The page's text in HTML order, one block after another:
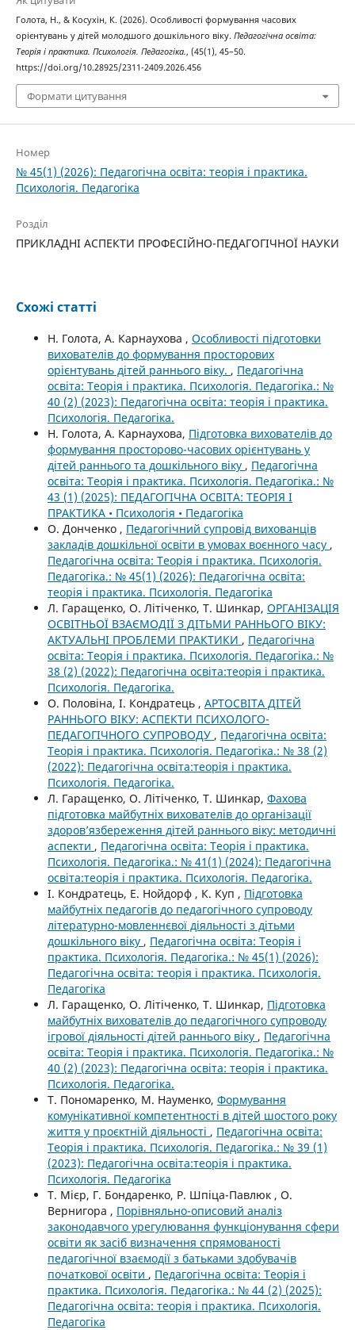
Голота, Н., & Косухін, К. (2026). Особливості формування часових
орієнтувань у дітей молодшого дошкільного віку. Педагогічна освіта:
Теорія і практика. Психологія. Педагогіка., (45(1), 45–50.
https://doi.org/10.28925/2311-2409.2026.456
Формати цитування
Номер
№ 45(1) (2026): Педагогічна освіта: теорія і практика.
Психологія. Педагогіка
Розділ
ПРИКЛАДНІ АСПЕКТИ ПРОФЕСІЙНО-ПЕДАГОГІЧНОЇ НАУКИ
Схожі статті
Н. Голота, А. Карнаухова , Особливості підготовки
вихователів до формування просторових
орієнтувань дітей раннього віку. , Педагогічна
освіта: Теорія і практика. Психологія. Педагогіка.: №
40 (2) (2023): Педагогічна освіта: теорія і практика.
Психологія. Педагогіка.
Н. Голота, А. Карнаухова, Підготовка вихователів до
формування просторово-часових орієнтувань у
дітей раннього та дошкільного віку , Педагогічна
освіта: Теорія і практика. Психологія. Педагогіка.: №
43 (1) (2025): ПЕДАГОГІЧНА ОСВІТА: ТЕОРІЯ І
ПРАКТИКА • Психологія • Педагогіка
О. Донченко , Педагогічний супровід вихованців
закладів дошкільної освіти в умовах воєнного часу ,
Педагогічна освіта: Теорія і практика. Психологія.
Педагогіка.: № 45(1) (2026): Педагогічна освіта:
теорія і практика. Психологія. Педагогіка
Л. Гаращенко, О. Літіченко, Т. Шинкар, ОРГАНІЗАЦІЯ
ОСВІТНЬОЇ ВЗАЄМОДІЇ З ДІТЬМИ РАННЬОГО ВІКУ:
АКТУАЛЬНІ ПРОБЛЕМИ ПРАКТИКИ , Педагогічна
освіта: Теорія і практика. Психологія. Педагогіка.: №
38 (2) (2022): Педагогічна освіта:теорія і практика.
Психологія. Педагогіка.
О. Половіна, І. Кондратець , АРТОСВІТА ДІТЕЙ
РАННЬОГО ВІКУ: АСПЕКТИ ПСИХОЛОГО-
ПЕДАГОГІЧНОГО СУПРОВОДУ , Педагогічна освіта:
Теорія і практика. Психологія. Педагогіка.: № 38 (2)
(2022): Педагогічна освіта:теорія і практика.
Психологія. Педагогіка.
Л. Гаращенко, О. Літіченко, Т. Шинкар, Фахова
підготовка майбутніх вихователів до організації
здоров’язбереження дітей раннього віку: методичні
аспекти , Педагогічна освіта: Теорія і практика.
Психологія. Педагогіка.: № 41(1) (2024): Педагогічна
освіта:теорія і практика. Психологія. Педагогіка.
І. Кондратець, Е. Нойдорф , К. Куп , Підготовка
майбутніх педагогів до педагогічного супроводу
літературно-мовленнєвої діяльності з дітьми
дошкільного віку , Педагогічна освіта: Теорія і
практика. Психологія. Педагогіка.: № 45(1) (2026):
Педагогічна освіта: теорія і практика. Психологія.
Педагогіка
Л. Гаращенко, О. Літіченко, Т. Шинкар, Підготовка
майбутніх вихователів до педагогічного супроводу
ігрової діяльності дітей раннього віку , Педагогічна
освіта: Теорія і практика. Психологія. Педагогіка.: №
40 (2) (2023): Педагогічна освіта: теорія і практика.
Психологія. Педагогіка.
Т. Пономаренко, М. Науменко, Формування
комунікативної компетентності в дітей шостого року
життя у проєктній діяльності , Педагогічна освіта:
Теорія і практика. Психологія. Педагогіка.: № 39 (1)
(2023): Педагогічна освіта:теорія і практика.
Психологія. Педагогіка
Т. Мієр, Г. Бондаренко, Р. Шпіца-Павлюк , О.
Вернигора , Порівняльно-описовий аналіз
законодавчого урегулювання функціонування сфери
освіти як засіб визначення спрямованості
педагогічної взаємодії з батьками здобувачів
початкової освіти , Педагогічна освіта: Теорія і
практика. Психологія. Педагогіка.: № 44 (2) (2025):
Педагогічна освіта: теорія і практика. Психологія.
Педагогіка